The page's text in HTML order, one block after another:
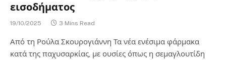
εισοδήματος
19/10/2025 3 Mins Read
Από τη Ρούλα Σκουρογιάννη Τα νέα ενέσιμα φάρμακα
κατά της παχυσαρκίας, με ουσίες όπως η σεμαγλουτίδη